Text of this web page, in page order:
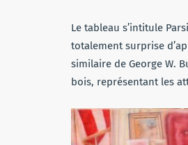
Le tableau s’intitule
totalement surprise
similaire de George W.
bois, représentant les